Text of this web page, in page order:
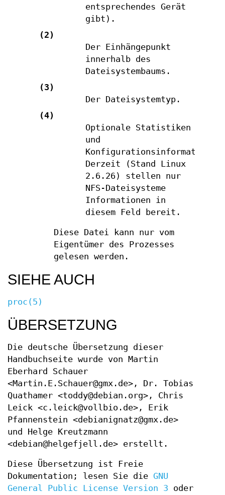
entsprechendes Gerät
gibt).
(2)
Der Einhängepunkt
innerhalb des
Dateisystembaums.
(3)
Der Dateisystemtyp.
(4)
Optionale Statistiken
und
Derzeit (Stand Linux
2.6.26) stellen nur
NFS-Dateisysteme
Informationen in
diesem Feld bereit.
Diese Datei kann nur vom
Eigentümer des Prozesses
gelesen werden.
SIEHE AUCH
proc(5)
ÜBERSETZUNG
Die deutsche Übersetzung dieser
Handbuchseite wurde von Martin
Eberhard Schauer
<Martin.E.Schauer@gmx.de>, Dr. Tobias
Quathamer <toddy@debian.org>, Chris
Leick <c.leick@vollbio.de>, Erik
Pfannenstein <debianignatz@gmx.de>
und Helge Kreutzmann
<debian@helgefjell.de> erstellt.
Diese Übersetzung ist Freie
Dokumentation; lesen Sie die GNU
General Public License Version 3 oder